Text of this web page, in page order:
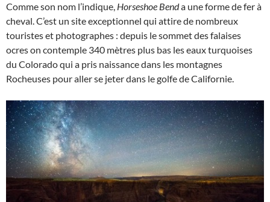
Comme son nom l’indique, Horseshoe Benda une forme de fer à
cheval. C’est un site exceptionnel qui attire de nombreux
touristes et photographes : depuis le sommet des falaises
ocres on contemple 340 mètres plus bas les eaux turquoises
du Colorado qui a pris naissance dans les montagnes
Rocheuses pour aller se jeter dans le golfe de Californie.